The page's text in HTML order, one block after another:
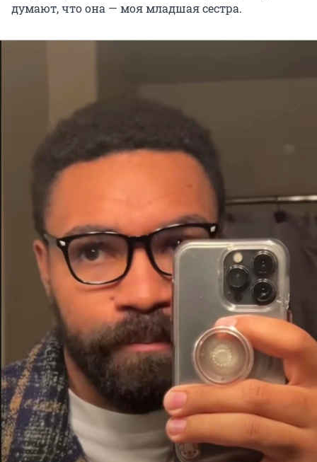
думают, что она — моя младшая сестра.